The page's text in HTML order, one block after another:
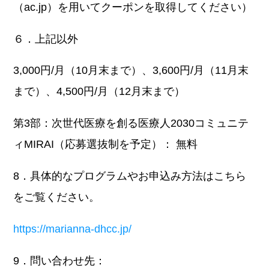
（ac.jp）を用いてクーポンを取得してください）
６．上記以外
3,000円/月（10月末まで）、3,600円/月（11月末
まで）、4,500円/月（12月末まで）
第3部：次世代医療を創る医療人2030コミュニテ
ィMIRAI（応募選抜制を予定）： 無料
8．具体的なプログラムやお申込み方法はこちら
をご覧ください。
https://marianna-dhcc.jp/
9．問い合わせ先：